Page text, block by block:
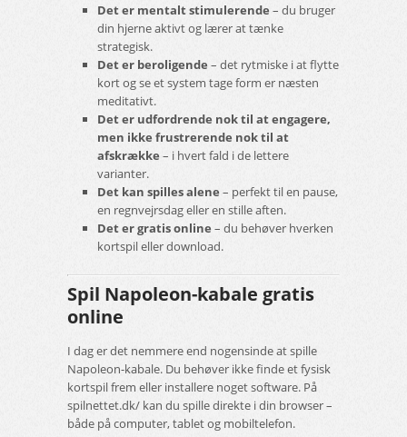
Det er mentalt stimulerende – du bruger
din hjerne aktivt og lærer at tænke
strategisk.
Det er beroligende – det rytmiske i at flytte
kort og se et system tage form er næsten
meditativt.
Det er udfordrende nok til at engagere,
men ikke frustrerende nok til at
afskrække– i hvert fald i de lettere
varianter.
Det kan spilles alene – perfekt til en pause,
en regnvejrsdag eller en stille aften.
Det er gratis online– du behøver hverken
kortspil eller download.
Spil Napoleon-kabale gratis
online
I dag er det nemmere end nogensinde at spille
Napoleon-kabale. Du behøver ikke finde et fysisk
kortspil frem eller installere noget software. På
spilnettet.dk/ kan du spille direkte i din browser –
både på computer, tablet og mobiltelefon.